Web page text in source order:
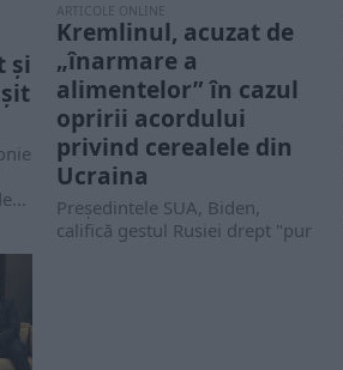
și
ARTICOLE ONLINE
Kremlinul, acuzat de
„înarmare a
alimentelor” în cazul
opririi acordului
privind cerealele din
Ucraina
Președintele SUA, Biden,
califică gestul Rusiei drept "pur